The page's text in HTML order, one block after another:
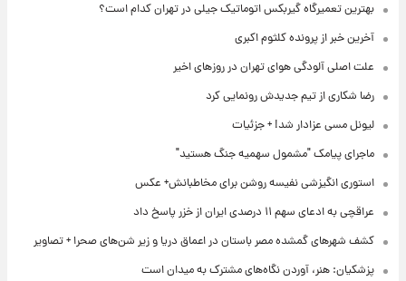
بهترین تعمیرگاه گیربکس اتوماتیک جیلی در تهران کدام است؟
آخرین خبر از پرونده کلثوم اکبری
علت اصلی آلودگی هوای تهران در روزهای اخیر
رضا شکاری از تیم جدیدش رونمایی کرد
لیونل مسی عزادار شد! + جزئیات
ماجرای پیامک "مشمول سهمیه جنگ هستید"
استوری انگیزشی نفیسه روشن برای مخاطبانش+ عکس
عراقچی به ادعای سهم ۱۱ درصدی ایران از خزر پاسخ داد
کشف شهرهای گمشده مصر باستان در اعماق دریا و زیر شن‌های صحرا + تصاویر
پزشکیان: هنر، آوردن نگاه‌های مشترک به میدان است